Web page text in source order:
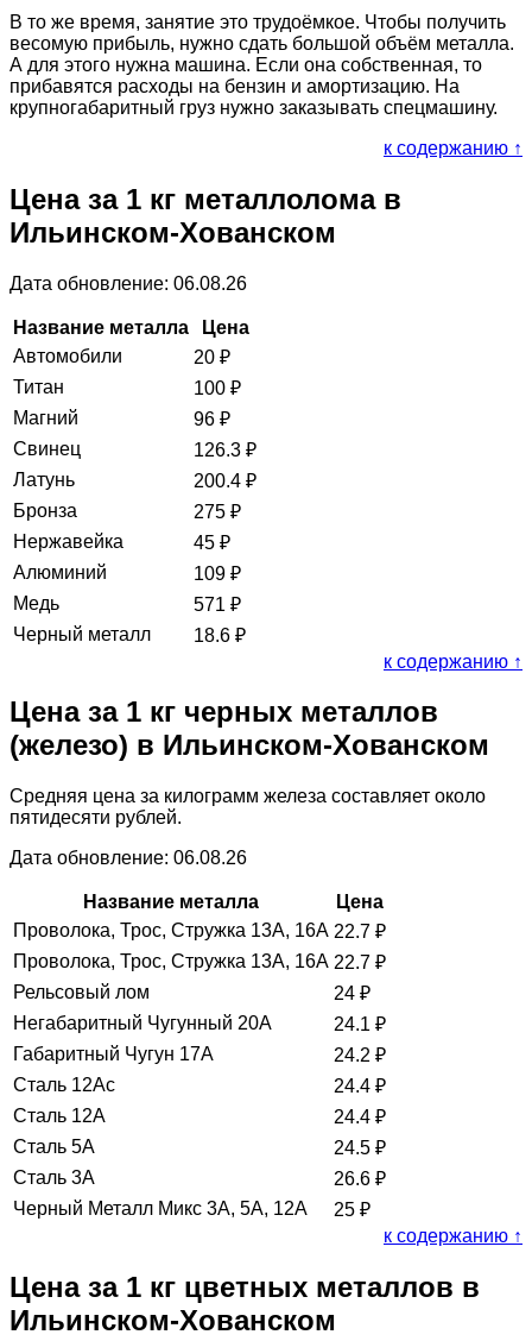
В то же время, занятие это трудоёмкое. Чтобы получить
весомую прибыль, нужно сдать большой объём металла.
А для этого нужна машина. Если она собственная, то
прибавятся расходы на бензин и амортизацию. На
крупногабаритный груз нужно заказывать спецмашину.
к содержанию ↑
Цена за 1 кг металлолома в
Ильинском-Хованском
Дата обновление: 06.08.26
Название металла
Цена
Автомобили
20 ₽
Титан
100 ₽
Магний
96 ₽
Свинец
126.3 ₽
Латунь
200.4 ₽
Бронза
275 ₽
Нержавейка
45 ₽
Алюминий
109 ₽
Медь
571 ₽
Черный металл
18.6 ₽
к содержанию ↑
Цена за 1 кг черных металлов
(железо) в Ильинском-Хованском
Средняя цена за килограмм железа составляет около
пятидесяти рублей.
Дата обновление: 06.08.26
Название металла
Цена
Проволока, Трос, Стружка 13А, 16А 22.7 ₽
Проволока, Трос, Стружка 13А, 16А 22.7 ₽
Рельсовый лом
24 ₽
Негабаритный Чугунный 20А
24.1 ₽
Габаритный Чугун 17А
24.2 ₽
Сталь 12Ас
24.4 ₽
Сталь 12А
24.4 ₽
Сталь 5А
24.5 ₽
Сталь 3А
26.6 ₽
Черный Металл Микс 3А, 5А, 12А
25 ₽
к содержанию ↑
Цена за 1 кг цветных металлов в
Ильинском-Хованском